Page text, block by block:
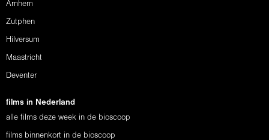
Arnhem
Zutphen
Hilversum
Maastricht
Deventer
films in Nederland
alle films deze week in de bioscoop
films binnenkort in de bioscoop